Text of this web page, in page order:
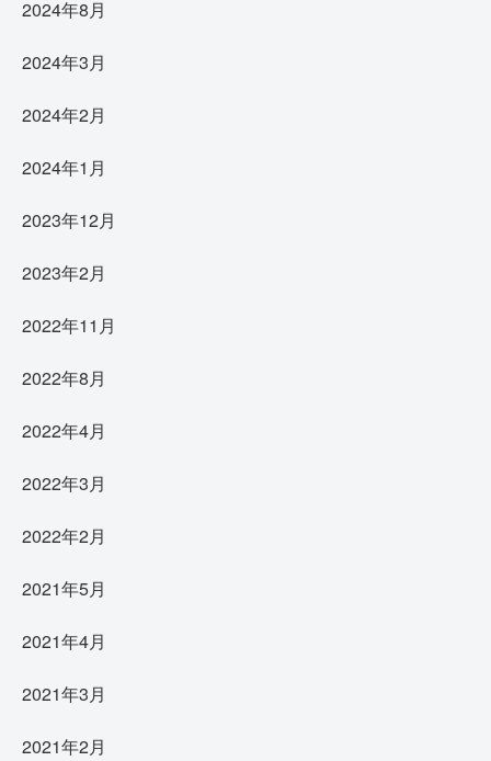
2024年8月
2024年3月
2024年2月
2024年1月
2023年12月
2023年2月
2022年11月
2022年8月
2022年4月
2022年3月
2022年2月
2021年5月
2021年4月
2021年3月
2021年2月